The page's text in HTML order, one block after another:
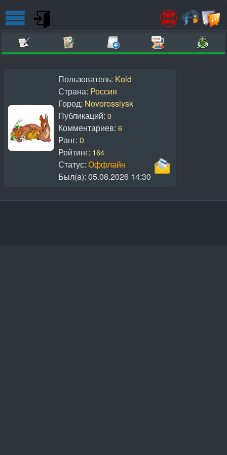
Пользователь: Kold
Страна: Россия
Город: Novorossiysk
Публикаций: 0
Комментариев: 6
Ранг: 0
Рейтинг: 164
Статус: Оффлайн
Был(a): 05.08.2026 14:30